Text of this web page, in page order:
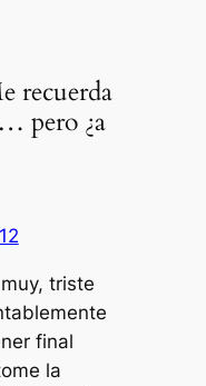
recuerda
pero ¿a
triste
final
la